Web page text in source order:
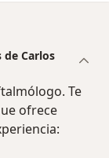
de Carlos
Te
ofrece